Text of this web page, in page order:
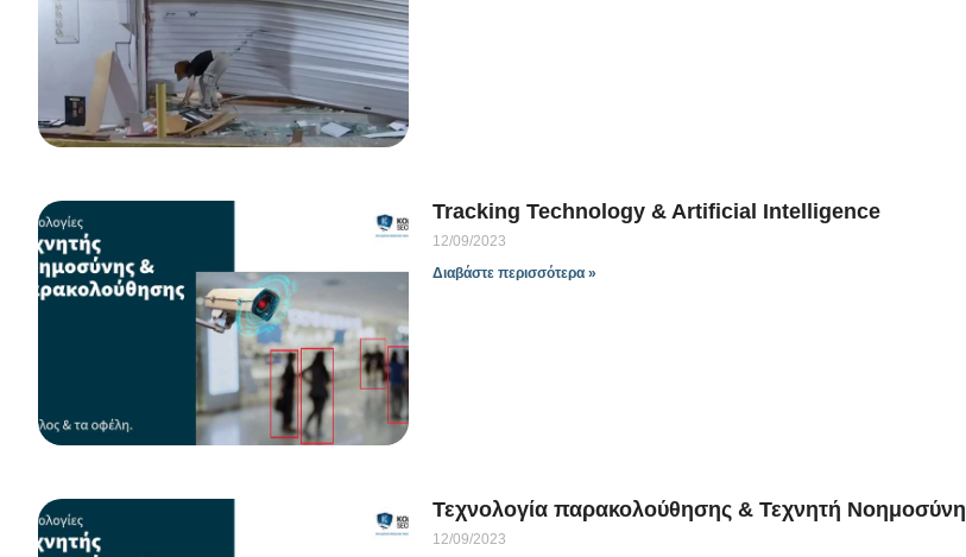
Tracking Technology & Artificial Intelligence
12/09/2023
Διαβάστε περισσότερα »
Τεχνολογία παρακολούθησης & Τεχνητή Νοημοσύνη
12/09/2023